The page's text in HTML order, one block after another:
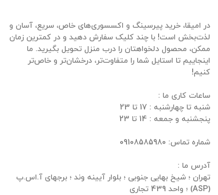
در امیقا، خرید پیرسینگ و اکسسوری‌های خاص، سریع، آسان و
لذت‌بخش است! با چند کلیک سفارش دهید و در کمترین زمان
ممکن، محصول دلخواهتان را درب منزل تحویل بگیرید. ما
اینجاییم تا استایل شما را متفاوت‌تر، درخشان‌تر و خاص‌تر
تهران ؛ شیخ بهایی جنوبی ؛ بلوار آیینه وند ؛ برجهای آ.اس.پ
(ASP) ؛ واحد 439 تجاری